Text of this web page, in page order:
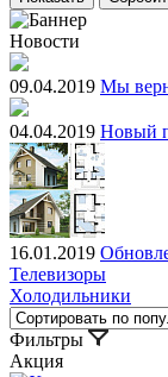
Новости
09.04.2019 Мы
04.04.2019 Новый
16.01.2019
Телевизоры
Холодильники
Фильтры
Акция